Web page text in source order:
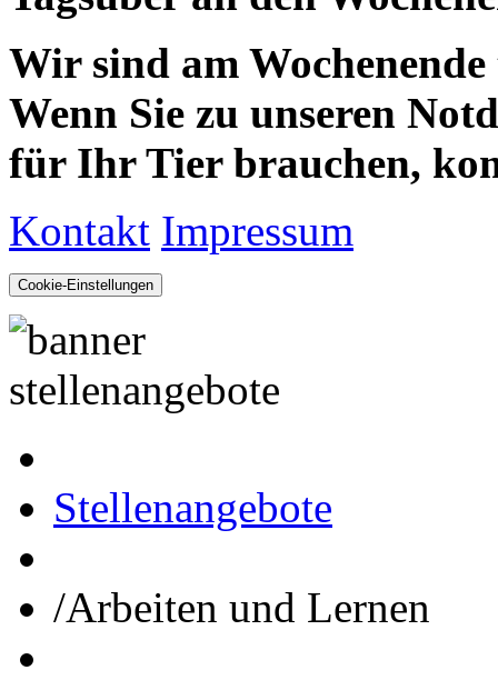
Wir sind am
Wenn Sie zu unseren
für Ihr Tier brauchen,
Kontakt Impressum
Cookie-Einstellungen
Stellenangebote
/Arbeiten und Lernen